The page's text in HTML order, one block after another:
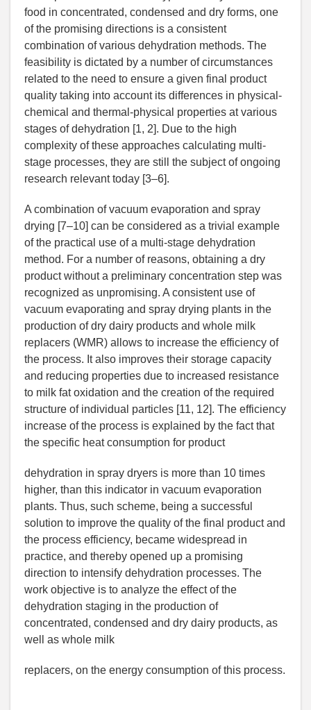
food in concentrated, condensed and dry forms, one
of the promising directions is a consistent
combination of various dehydration methods. The
feasibility is dictated by a number of circumstances
related to the need to ensure a given final product
quality taking into account its differences in physical-
chemical and thermal-physical properties at various
stages of dehydration [1, 2]. Due to the high
complexity of these approaches calculating multi-
stage processes, they are still the subject of ongoing
research relevant today [3–6].
A combination of vacuum evaporation and spray
drying [7–10] can be considered as a trivial example
of the practical use of a multi-stage dehydration
method. For a number of reasons, obtaining a dry
product without a preliminary concentration step was
recognized as unpromising. A consistent use of
vacuum evaporating and spray drying plants in the
production of dry dairy products and whole milk
replacers (WMR) allows to increase the efficiency of
the process. It also improves their storage capacity
and reducing properties due to increased resistance
to milk fat oxidation and the creation of the required
structure of individual particles [11, 12]. The efficiency
increase of the process is explained by the fact that
the specific heat consumption for product
dehydration in spray dryers is more than 10 times
higher, than this indicator in vacuum evaporation
plants. Thus, such scheme, being a successful
solution to improve the quality of the final product and
the process efficiency, became widespread in
practice, and thereby opened up a promising
direction to intensify dehydration processes. The
work objective is to analyze the effect of the
dehydration staging in the production of
concentrated, condensed and dry dairy products, as
well as whole milk
replacers, on the energy consumption of this process.